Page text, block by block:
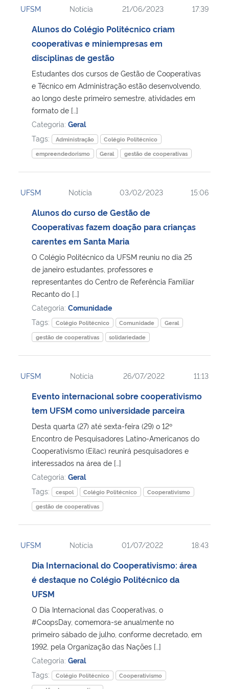
Ministério da Cidadania
Ministério de Minas e Energia
Ministério da Ciência, Tecnologia, Inovações e Comunicações
Ministério do Turismo
Ministério do Desenvolvimento Regional
Ministério da Mulher, da Família e dos Direitos Humanos
Secretaria-Geral
Secretaria de Governo
Gabinete de Segurança Institucional
Advocacia-Geral da União
UFSM Notícia 21/06/2023 17:39
Alunos do Colégio Politécnico criam
cooperativas e miniempresas em
disciplinas de gestão
Estudantes dos cursos de Gestão de Cooperativas
e Técnico em Administração estão desenvolvendo,
ao longo deste primeiro semestre, atividades em
formato de […]
Categoria: Geral
Tags:
Administração
Colégio Politécnico
empreendedorismo
Geral gestão de cooperativas
UFSM Notícia 03/02/2023 15:06
Alunos do curso de Gestão de
Cooperativas fazem doação para crianças
carentes em Santa Maria
O Colégio Politécnico da UFSM reuniu no dia 25
de janeiro estudantes, professores e
representantes do Centro de Referência Familiar
Recanto do […]
Categoria: Comunidade
Tags:
Colégio Politécnico Comunidade
Geral
gestão de cooperativas
solidariedade
UFSM Notícia 26/07/2022 11:13
Evento internacional sobre cooperativismo
tem UFSM como universidade parceira
Desta quarta (27) até sexta-feira (29) o 12º
Encontro de Pesquisadores Latino-Americanos do
Cooperativismo (Eilac) reunirá pesquisadores e
interessados na área de […]
Categoria: Geral
Tags:
cespol Colégio Politécnico
Cooperativismo
gestão de cooperativas
UFSM Notícia 01/07/2022 18:43
Dia Internacional do Cooperativismo: área
é destaque no Colégio Politécnico da
UFSM
O Dia Internacional das Cooperativas, o
#CoopsDay, comemora-se anualmente no
primeiro sábado de julho, conforme decretado, em
1992, pela Organização das Nações […]
Categoria: Geral
Tags:
Colégio Politécnico
Cooperativismo